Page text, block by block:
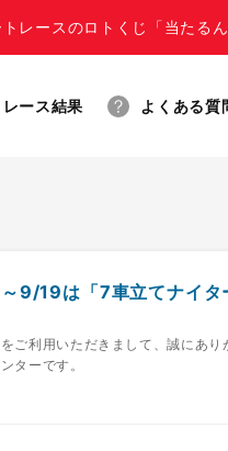
レースのロトくじ「当たるん
レース結果 よくある質
9/19は「7車立てナイ
ご利用いただきまして、誠にあり
ターです。